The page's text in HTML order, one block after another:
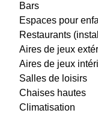
Bars
Espaces pour
Restaurants
Aires de jeux
Aires de jeux
Salles de loisirs
Chaises hautes
Climatisation